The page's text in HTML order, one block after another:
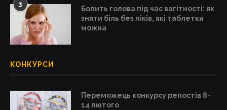
3
Болить голова під час вагітності: як
зняти біль без ліків, які таблетки
можна
КОНКУРСИ
Переможець конкурсу репостів 8-
14 лютого